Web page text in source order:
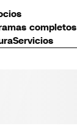
completos
Servicios